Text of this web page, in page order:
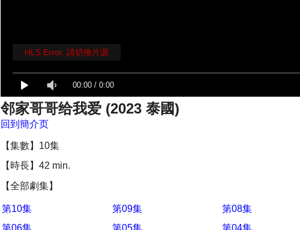
00:00 /0:00
HLS Error. 請切換片源
邻家哥哥给我爱 (2023 泰國)
回到簡介页
【集數】10集
【時長】42 min.
【全部劇集】
第10集 第09集 第08集